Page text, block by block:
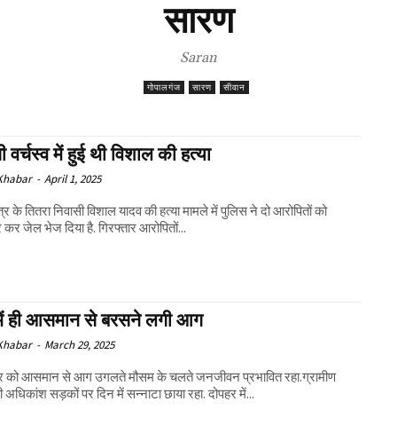
सारण
Saran
गोपालगंज सारण सीवान
में हुई थी विशाल की हत्या
- April 1, 2025
के तितरा निवासी विशाल यादव की हत्या मामले में पुलिस ने दो आरोपितों को
कर जेल भेज दिया है. गिरफ्तार आरोपितों...
में ही आसमान से बरसने लगी आग
- March 29, 2025
को आसमान से आग उगलते मौसम के चलते जनजीवन प्रभावित रहा.ग्रामीण
अधिकांश सड़कों पर दिन में सन्नाटा छाया रहा. दोपहर में...